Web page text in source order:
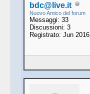
bdc@live.it
Nuovo Amico del forum
Messaggi: 33
Discussioni: 3
Registrato: Jun 2016